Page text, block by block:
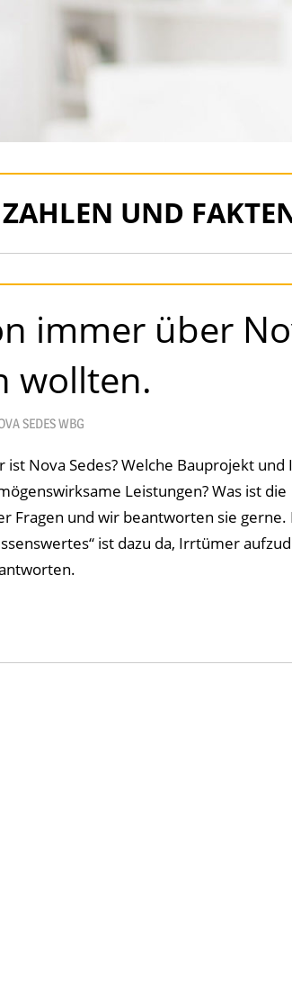
ZAHLEN UND
immer über
wollten.
SEDES WBG
ist Nova Sedes? Welche Bauprojekt
Leistungen? Was ist die
Fragen und wir beantworten sie
ist dazu da, Irrtümer